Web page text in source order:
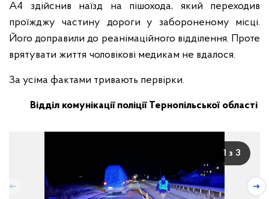
А4 здійснив наїзд на пішохода, який переходив
проїжджу частину дороги у забороненому місці.
Його доправили до реанімаційного відділення. Проте
врятувати життя чоловікові медикам не вдалося.
За усіма фактами тривають первірки.
Відділ комунікації поліції Тернопільської області
1 з 3